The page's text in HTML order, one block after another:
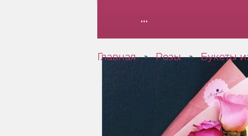
•••
Главная » Розы » Букеты